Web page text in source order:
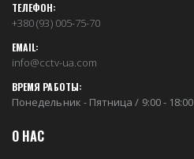
ТЕЛЕФОН:
+380 (93) 005-75-70
EMAIL:
info@cctv-ua.com
ВРЕМЯ РАБОТЫ:
Понедельник - Пятница / 9:00 - 18:00
О НАС